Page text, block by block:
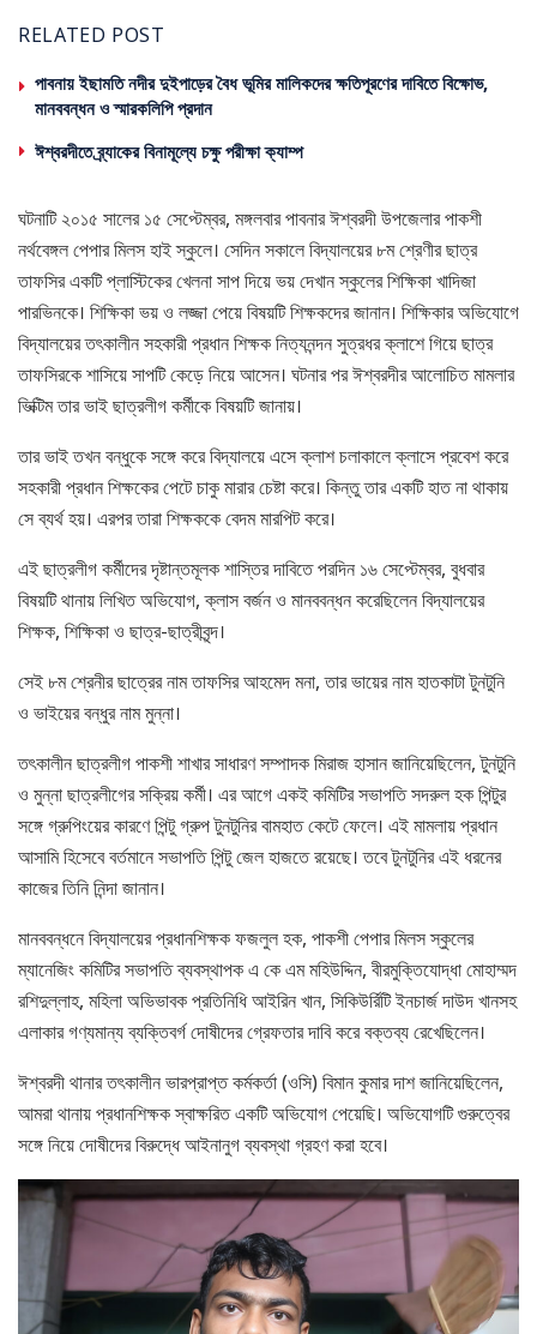
RELATED POST
পাবনায় ইছামতি নদীর দুইপাড়ের বৈধ ভূমির মালিকদের ক্ষতিপূরণের দাবিতে বিক্ষোভ,
মানববন্ধন ও স্মারকলিপি প্রদান
ঈশ্বরদীতে ব্র্যাকের বিনামূল্যে চক্ষু পরীক্ষা ক্যাম্প
ঘটনাটি ২০১৫ সালের ১৫ সেপ্টেম্বর, মঙ্গলবার পাবনার ঈশ্বরদী উপজেলার পাকশী
নর্থবেঙ্গল পেপার মিলস হাই স্কুলে। সেদিন সকালে বিদ্যালয়ের ৮ম শ্রেণীর ছাত্র
তাফসির একটি প্লাস্টিকের খেলনা সাপ দিয়ে ভয় দেখান স্কুলের শিক্ষিকা খাদিজা
পারভিনকে। শিক্ষিকা ভয় ও লজ্জা পেয়ে বিষয়টি শিক্ষকদের জানান। শিক্ষিকার অভিযোগে
বিদ্যালয়ের তৎকালীন সহকারী প্রধান শিক্ষক নিত্যনন্দন সুত্রধর ক্লাশে গিয়ে ছাত্র
তাফসিরকে শাসিয়ে সাপটি কেড়ে নিয়ে আসেন। ঘটনার পর ঈশ্বরদীর আলোচিত মামলার
ভিক্টিম তার ভাই ছাত্রলীগ কর্মীকে বিষয়টি জানায়।
তার ভাই তখন বন্ধুকে সঙ্গে করে বিদ্যালয়ে এসে ক্লাশ চলাকালে ক্লাসে প্রবেশ করে
সহকারী প্রধান শিক্ষকের পেটে চাকু মারার চেষ্টা করে। কিন্তু তার একটি হাত না থাকায়
সে ব্যর্থ হয়। এরপর তারা শিক্ষককে বেদম মারপিট করে।
এই ছাত্রলীগ কর্মীদের দৃষ্টান্তমূলক শাস্তির দাবিতে পরদিন ১৬ সেপ্টেম্বর, বুধবার
বিষয়টি থানায় লিখিত অভিযোগ, ক্লাস বর্জন ও মানববন্ধন করেছিলেন বিদ্যালয়ের
শিক্ষক, শিক্ষিকা ও ছাত্র-ছাত্রীবৃন্দ।
সেই ৮ম শ্রেনীর ছাত্রের নাম তাফসির আহমেদ মনা, তার ভায়ের নাম হাতকাটা টুনটুনি
ও ভাইয়ের বন্ধুর নাম মুন্না।
তৎকালীন ছাত্রলীগ পাকশী শাখার সাধারণ সম্পাদক মিরাজ হাসান জানিয়েছিলেন, টুনটুনি
ও মুন্না ছাত্রলীগের সক্রিয় কর্মী। এর আগে একই কমিটির সভাপতি সদরুল হক পিন্টুর
সঙ্গে গ্রুপিংয়ের কারণে পিন্টু গ্রুপ টুনটুনির বামহাত কেটে ফেলে। এই মামলায় প্রধান
আসামি হিসেবে বর্তমানে সভাপতি পিন্টু জেল হাজতে রয়েছে। তবে টুনটুনির এই ধরনের
কাজের তিনি নিন্দা জানান।
মানববন্ধনে বিদ্যালয়ের প্রধানশিক্ষক ফজলুল হক, পাকশী পেপার মিলস স্কুলের
ম্যানেজিং কমিটির সভাপতি ব্যবস্থাপক এ কে এম মহিউদ্দিন, বীরমুক্তিযোদ্ধা মোহাম্মদ
রশিদুল্লাহ, মহিলা অভিভাবক প্রতিনিধি আইরিন খান, সিকিউর্রিটি ইনচার্জ দাউদ খানসহ
এলাকার গণ্যমান্য ব্যক্তিবর্গ দোষীদের গ্রেফতার দাবি করে বক্তব্য রেখেছিলেন।
ঈশ্বরদী থানার তৎকালীন ভারপ্রাপ্ত কর্মকর্তা (ওসি) বিমান কুমার দাশ জানিয়েছিলেন,
আমরা থানায় প্রধানশিক্ষক স্বাক্ষরিত একটি অভিযোগ পেয়েছি। অভিযোগটি গুরুত্বের
সঙ্গে নিয়ে দোষীদের বিরুদ্ধে আইনানুগ ব্যবস্থা গ্রহণ করা হবে।